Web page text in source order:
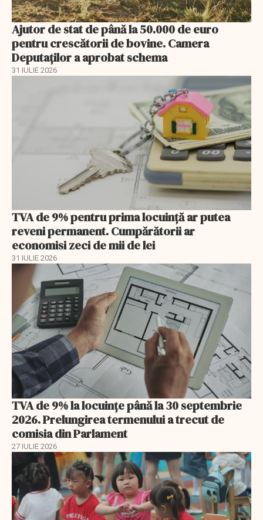
Ajutor de stat de până la 50.000 de euro
pentru crescătorii de bovine. Camera
Deputaților a aprobat schema
31 IULIE 2026
TVA de 9% pentru prima locuință ar putea
reveni permanent. Cumpărătorii ar
economisi zeci de mii de lei
31 IULIE 2026
TVA de 9% la locuințe până la 30 septembrie
2026. Prelungirea termenului a trecut de
comisia din Parlament
27 IULIE 2026